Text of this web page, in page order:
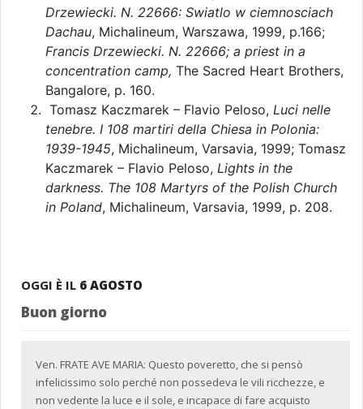
Drzewiecki. N. 22666: Swiatlo w ciemnosciach
Dachau, Michalineum, Warszawa, 1999, p.166;
Francis Drzewiecki. N. 22666; a priest in a
concentration camp, The Sacred Heart Brothers,
Bangalore, p. 160.
Tomasz Kaczmarek – Flavio Peloso, Luci nelle
tenebre. I 108 martiri della Chiesa in Polonia:
1939-1945, Michalineum, Varsavia, 1999; Tomasz
Kaczmarek – Flavio Peloso, Lights in the
darkness. The 108 Martyrs of the Polish Church
in Poland, Michalineum, Varsavia, 1999, p. 208.
OGGI È IL 6 AGOSTO
Buon giorno
Ven. FRATE AVE MARIA: Questo poveretto, che si pensò
infelicissimo solo perché non possedeva le vili ricchezze, e
non vedente la luce e il sole, e incapace di fare acquisto